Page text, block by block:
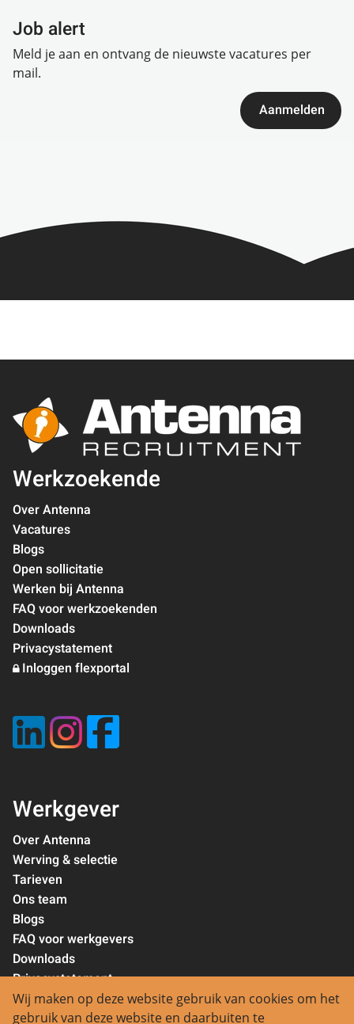
Job alert
Meld je aan en ontvang de nieuwste vacatures per
mail.
Aanmelden
Werkzoekende
Over Antenna
Vacatures
Blogs
Open sollicitatie
Werken bij Antenna
FAQ voor werkzoekenden
Downloads
Privacystatement
Inloggen flexportal
Werkgever
Over Antenna
Werving & selectie
Tarieven
Ons team
Blogs
FAQ voor werkgevers
Downloads
Privacystatement
Wij maken op deze website gebruik van cookies om het
gebruik van deze website en daarbuiten te